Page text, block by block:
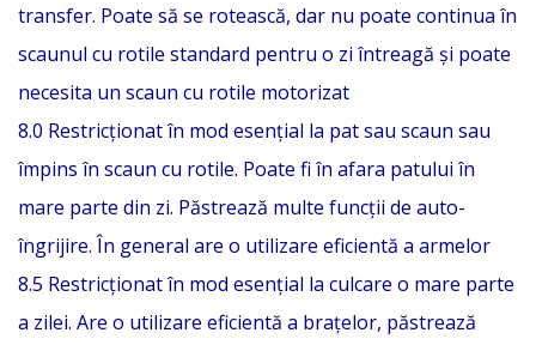
transfer. Poate să se rotească, dar nu poate continua în
scaunul cu rotile standard pentru o zi întreagă și poate
necesita un scaun cu rotile motorizat
8.0 Restricționat în mod esențial la pat sau scaun sau
împins în scaun cu rotile. Poate fi în afara patului în
mare parte din zi. Păstrează multe funcții de auto-
îngrijire. În general are o utilizare eficientă a armelor
8.5 Restricționat în mod esențial la culcare o mare parte
a zilei. Are o utilizare eficientă a brațelor, păstrează